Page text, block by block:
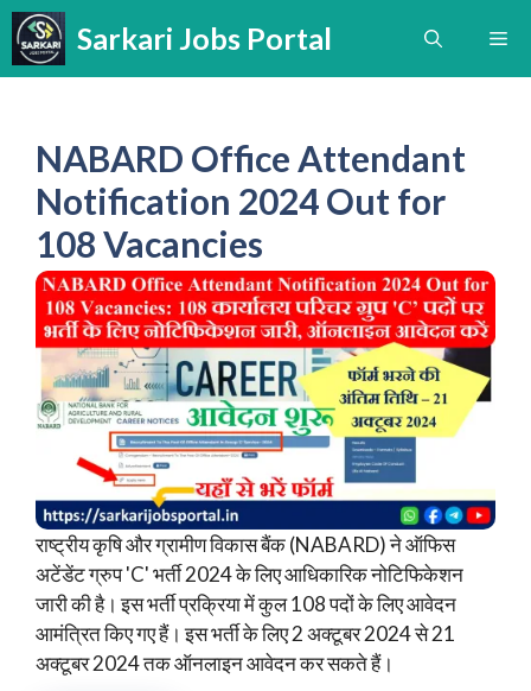
Skip
to
content
Sarkari Jobs Portal
NABARD Office Attendant
Notification 2024 Out for
108 Vacancies
राष्ट्रीय कृषि और ग्रामीण विकास बैंक (NABARD) ने ऑफिस
अटेंडेंट ग्रुप 'C' भर्ती 2024 के लिए आधिकारिक नोटिफिकेशन
जारी की है। इस भर्ती प्रक्रिया में कुल 108 पदों के लिए आवेदन
आमंत्रित किए गए हैं। इस भर्ती के लिए 2 अक्टूबर 2024 से 21
अक्टूबर 2024 तक ऑनलाइन आवेदन कर सकते हैं।